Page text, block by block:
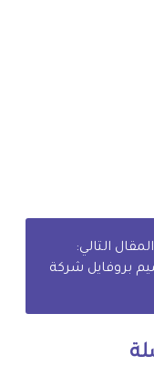
المقال التالي:
بروفايل شركة